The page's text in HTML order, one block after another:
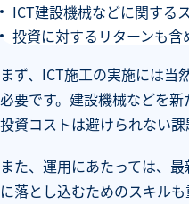
ICT建設機械などに関する
投資に対するリターンも
まず、ICT施工の実施には当
必要です。建設機械などを新
投資コストは避けられない課
また、運用にあたっては、
に落とし込むためのスキル